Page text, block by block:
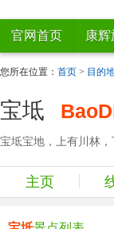
官网首页 康
您所在位置： 首页 > 目的
宝坻
宝坻宝地，上有川林
主页